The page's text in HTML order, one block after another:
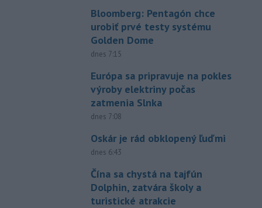
Bloomberg: Pentagón chce
urobiť prvé testy systému
Golden Dome
dnes 7:15
Európa sa pripravuje na pokles
výroby elektriny počas
zatmenia Slnka
dnes 7:08
Oskár je rád obklopený ľuďmi
dnes 6:43
Čína sa chystá na tajfún
Dolphin, zatvára školy a
turistické atrakcie